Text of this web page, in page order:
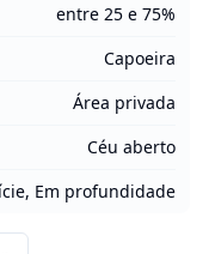
entre 25 e 75%
Capoeira
Área privada
Céu aberto
Em profundidade